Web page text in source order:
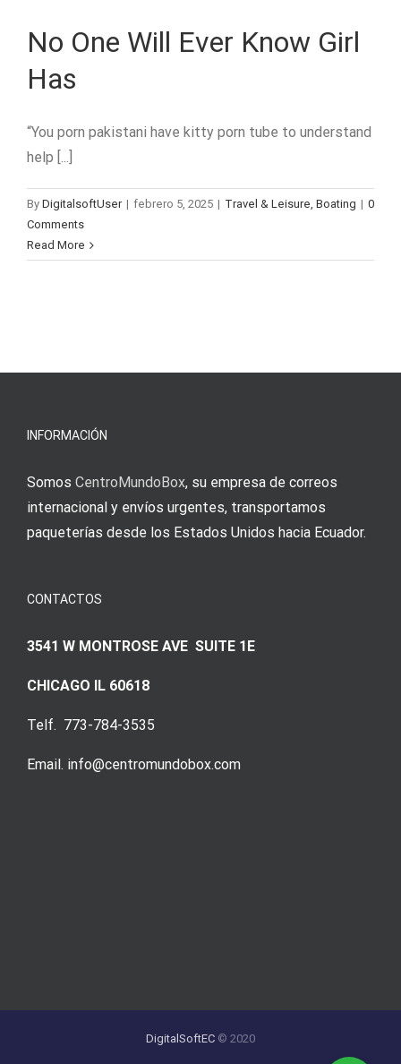
No One Will Ever Know Girl
Has
“You porn pakistani have kitty porn tube to understand
help [...]
By DigitalsoftUser | febrero 5, 2025 | Travel & Leisure, Boating | 0
Comments
Read More
INFORMACIÓN
Somos CentroMundoBox, su empresa de correos
internacional y envíos urgentes, transportamos
paqueterías desde los Estados Unidos hacia Ecuador.
CONTACTOS
3541 W MONTROSE AVE SUITE 1E
CHICAGO IL 60618
Telf. 773-784-3535
Email. info@centromundobox.com
DigitalSoftEC © 2020